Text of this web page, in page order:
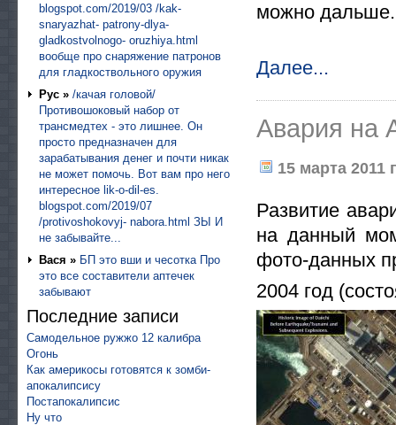
можно
Далее...
Авария на
15 марта 2011
Развитие
на данный
фото-данных
2004 год
blogspot.com/2019/03 /kak-
snaryazhat- patrony-dlya-
gladkostvolnogo- oruzhiya.html
вообще про снаряжение патронов
для гладкоствольного оружия
Рус » /качая головой/
Противошоковый набор от
трансмедтех - это лишнее. Он
просто предназначен для
зарабатывания денег и почти никак
не может помочь. Вот вам про него
интересное lik-o-dil-es.
blogspot.com/2019/07
/protivoshokovyj- nabora.html ЗЫ И
не забывайте...
Вася » БП это вши и чесотка Про
это все составители аптечек
забывают
Последние записи
Самодельное ружжо 12 калибра
Огонь
Как америкосы готовятся к зомби-
апокалипсису
Постапокалипсис
Ну что